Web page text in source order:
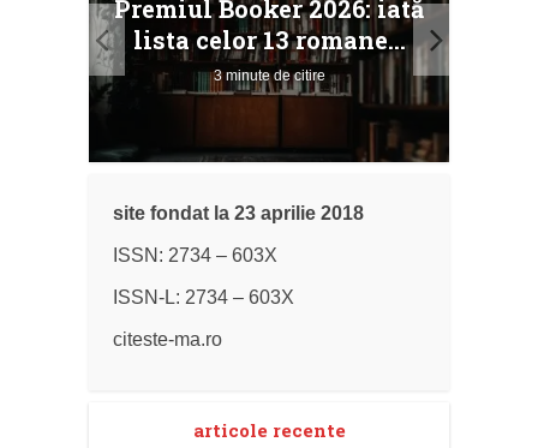
Premiul Booker 2026: iată
lista celor 13 romane...
3 minute de citire
site fondat la 23 aprilie 2018
ISSN: 2734 – 603X
ISSN-L: 2734 – 603X
citeste-ma.ro
articole recente